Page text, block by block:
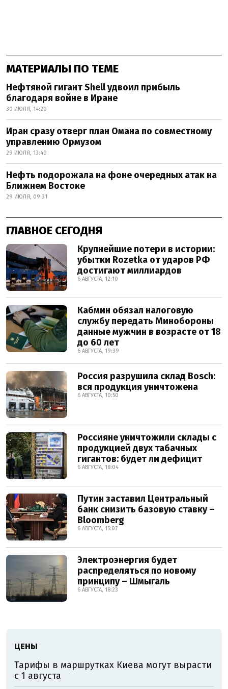
МАТЕРИАЛЫ ПО ТЕМЕ
Нефтяной гигант Shell удвоил прибыль
благодаря войне в Иране
30 ИЮЛЯ, 14:20
Иран сразу отверг план Омана по совместному
управлению Ормузом
29 ИЮЛЯ, 13:40
Нефть подорожала на фоне очередных атак на
Ближнем Востоке
29 ИЮЛЯ, 09:31
ГЛАВНОЕ СЕГОДНЯ
Крупнейшие потери в истории:
убытки Rozetka от ударов РФ
достигают миллиардов
6 АВГУСТА, 12:10
Кабмин обязал налоговую
службу передать Минобороны
данные мужчин в возрасте от 18
до 60 лет
6 АВГУСТА, 19:39
Россия разрушила склад Bosch:
вся продукция уничтожена
6 АВГУСТА, 10:50
Россияне уничтожили склады с
продукцией двух табачных
гигантов: будет ли дефицит
6 АВГУСТА, 18:04
Путин заставил Центральный
банк снизить базовую ставку –
Bloomberg
6 АВГУСТА, 15:07
Электроэнергия будет
распределяться по новому
принципу – Шмыгаль
6 АВГУСТА, 18:23
ЦЕНЫ
Тарифы в маршрутках Киева могут вырасти
с 1 августа